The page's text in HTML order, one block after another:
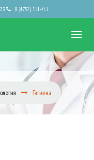
8 (4752) 511-411
Гигиена